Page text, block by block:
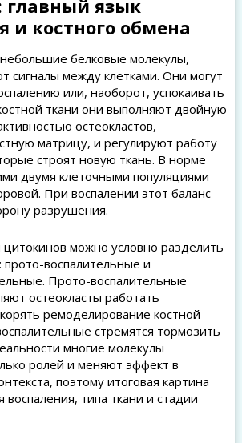
язык
и костного обмена
белковые молекулы,
сигналы между клетками. Они могут
или, наоборот, успокаивать
ткани они выполняют двойную
остеокластов,
матрицу, и регулируют работу
строят новую ткань. В норме
двумя клеточными популяциями
При воспалении этот баланс
разрушения.
можно условно разделить
прото-воспалительные и
Прото-воспалительные
остеокласты работать
ремоделирование костной
стремятся тормозить
многие молекулы
ролей и меняют эффект в
поэтому итоговая картина
воспаления, типа ткани и стадии